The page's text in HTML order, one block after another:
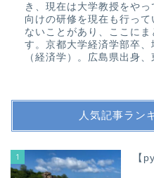
き、現在は大学教授をや
向けの研修を現在も行っ
ないことがあり、ここに
す。京都大学経済学部卒
（経済学）。広島県出身、
人気記事ラン
1 【